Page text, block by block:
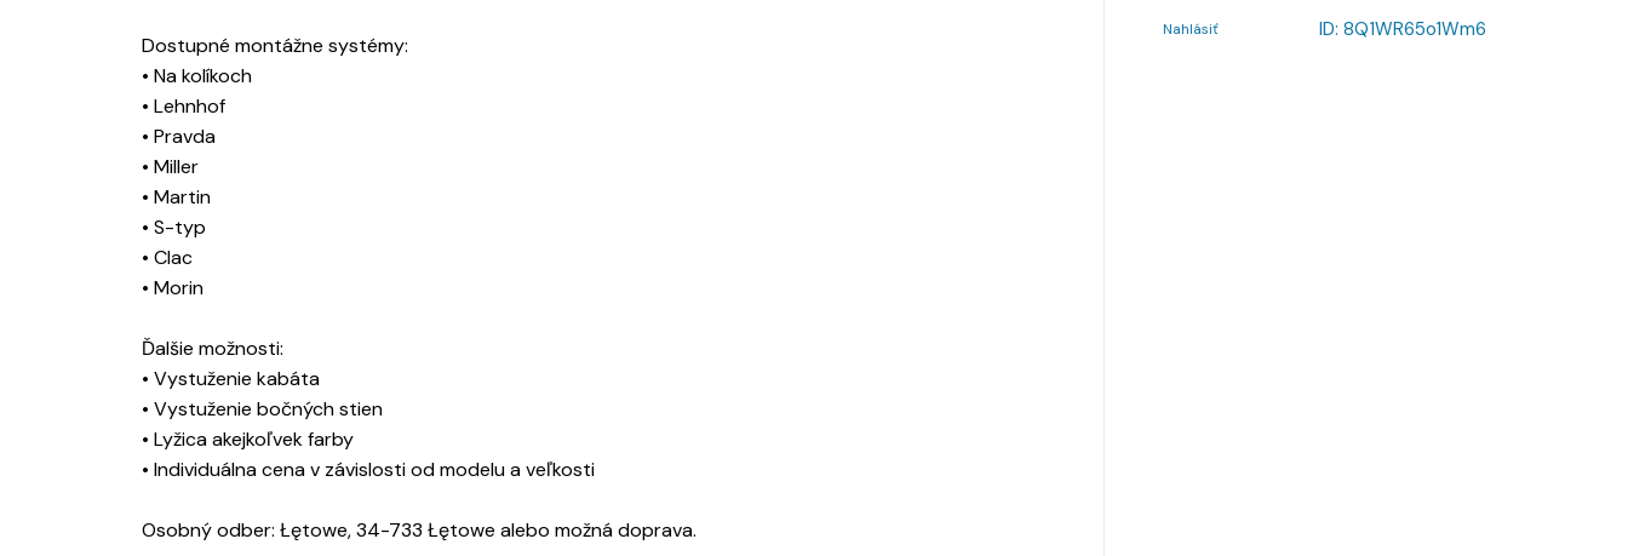
Dostupné montážne systémy:
• Na kolíkoch
• Lehnhof
• Pravda
• Miller
• Martin
• S-typ
• Clac
• Morin
Ďalšie možnosti:
• Vystuženie kabáta
• Vystuženie bočných stien
• Lyžica akejkoľvek farby
• Individuálna cena v závislosti od modelu a veľkosti
Osobný odber: Łętowe, 34-733 Łętowe alebo možná doprava.
Nahlásiť ID: 8Q1WR65o1Wm6